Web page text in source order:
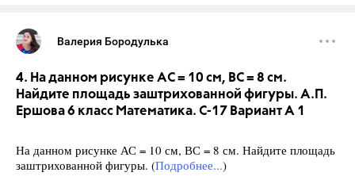
Валерия Бородулька
4. На данном рисунке АС = 10 см, ВС = 8 см.
Найдите площадь заштрихованной фигуры. А.П.
Ершова 6 класс Математика. С-17 Вариант А 1
На данном рисунке АС = 10 см, ВС = 8 см. Найдите площадь
заштрихованной фигуры. (Подробнее...)